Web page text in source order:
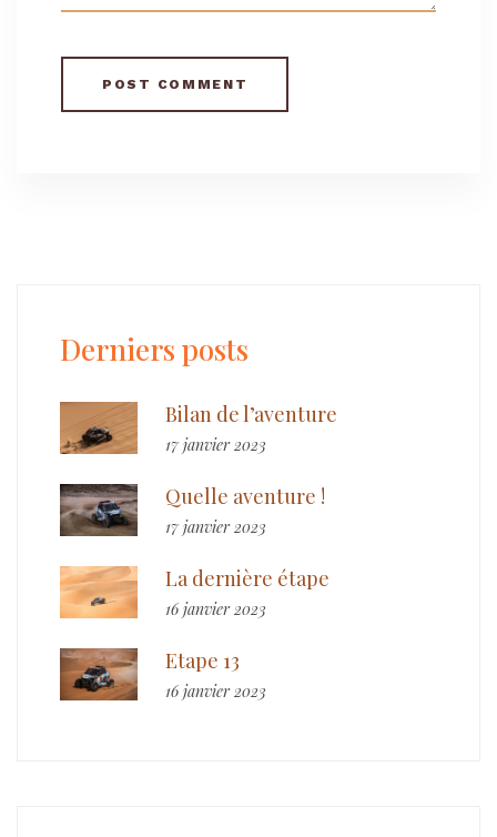
Derniers posts
Bilan de l’aventure
17 janvier 2023
Quelle aventure !
17 janvier 2023
La dernière étape
16 janvier 2023
Etape 13
16 janvier 2023